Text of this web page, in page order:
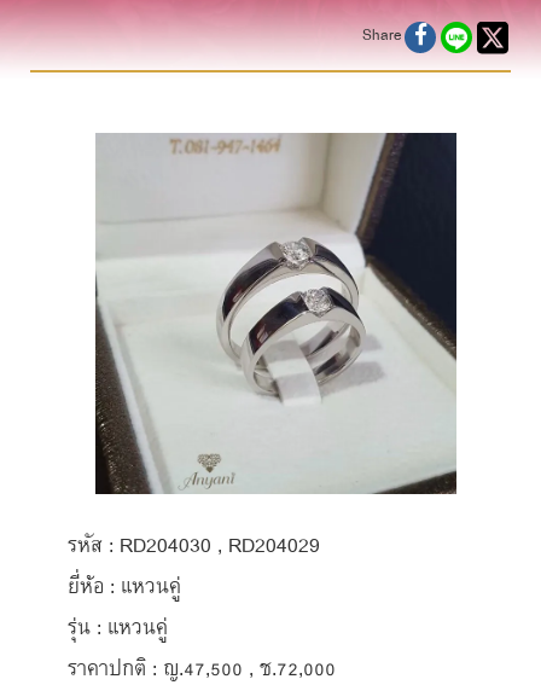
Share
รหัส : RD204030 , RD204029
ยี่ห้อ : แหวนคู่
รุ่น : แหวนคู่
ราคาปกติ : ญ.47,500 , ช.72,000